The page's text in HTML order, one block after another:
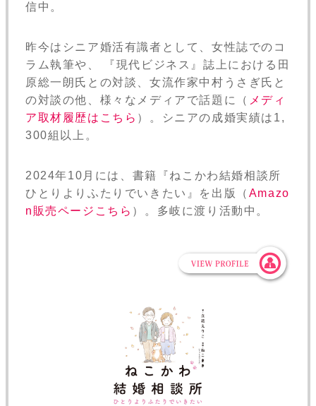
信中。
昨今はシニア婚活有識者として、女性誌でのコ
ラム執筆や、 『現代ビジネス』誌上における田
原総一朗氏との対談、女流作家中村うさぎ氏と
の対談の他、様々なメディアで話題に（ メディ
ア取材履歴はこちら ）。シニアの成婚実績は1,
300組以上。
2024年10月には、書籍『ねこかわ結婚相談所
ひとりよりふたりでいきたい』を出版（ Amazo
n販売ページこちら ）。多岐に渡り活動中。